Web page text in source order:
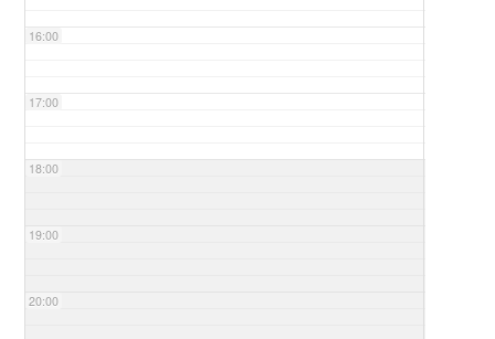
16:00
17:00
18:00
19:00
20:00